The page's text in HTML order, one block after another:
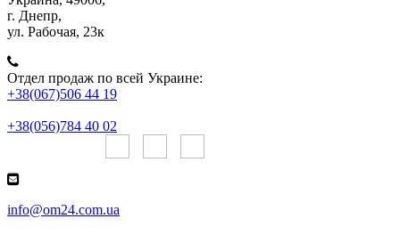
г. Днепр,
ул. Рабочая, 23к
Отдел продаж по всей Украине:
+38(067)506 44 19
+38(056)784 40 02
info@om24.com.ua